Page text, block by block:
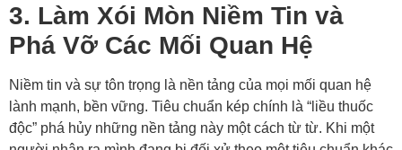
3. Làm Xói Mòn Niềm Tin và
Phá Vỡ Các Mối Quan Hệ
Niềm tin và sự tôn trọng là nền tảng của mọi mối quan hệ
lành mạnh, bền vững. Tiêu chuẩn kép chính là “liều thuốc
độc” phá hủy những nền tảng này một cách từ từ. Khi một